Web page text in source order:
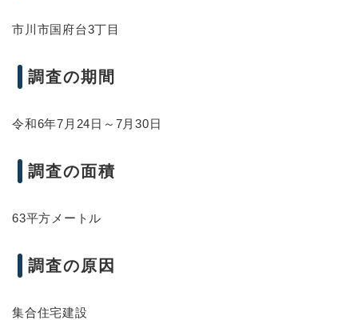
市川市国府台3丁目
調査の期間
令和6年7月24日～7月30日
調査の面積
63平方メートル
調査の原因
集合住宅建設